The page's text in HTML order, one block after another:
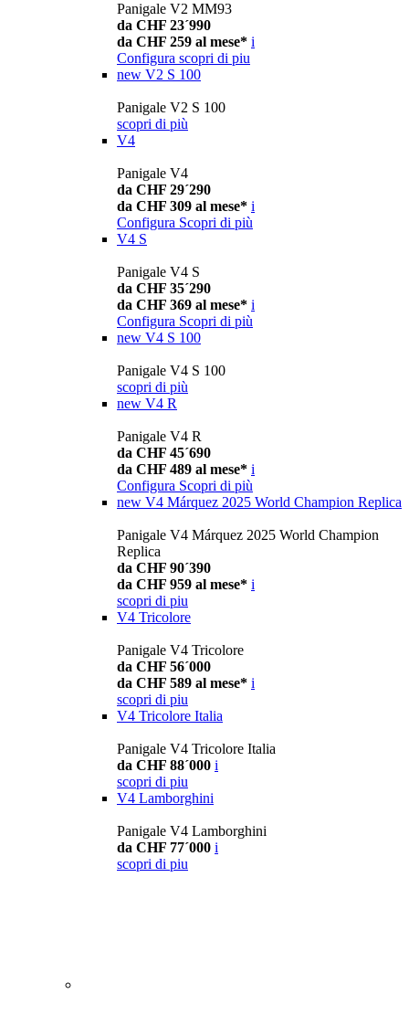
Panigale V2 MM93
da CHF 23´990
da CHF 259 al mese* i
Configura scopri di piu
new V2 S 100
Panigale V2 S 100
scopri di più
V4
Panigale V4
da CHF 29´290
da CHF 309 al mese* i
Configura Scopri di più
V4 S
Panigale V4 S
da CHF 35´290
da CHF 369 al mese* i
Configura Scopri di più
new V4 S 100
Panigale V4 S 100
scopri di più
new V4 R
Panigale V4 R
da CHF 45´690
da CHF 489 al mese* i
Configura Scopri di più
new V4 Márquez 2025 World Champion Replica
Panigale V4 Márquez 2025 World Champion
Replica
da CHF 90´390
da CHF 959 al mese* i
scopri di piu
V4 Tricolore
Panigale V4 Tricolore
da CHF 56´000
da CHF 589 al mese* i
scopri di piu
V4 Tricolore Italia
Panigale V4 Tricolore Italia
da CHF 88´000 i
scopri di piu
V4 Lamborghini
Panigale V4 Lamborghini
da CHF 77´000 i
scopri di piu